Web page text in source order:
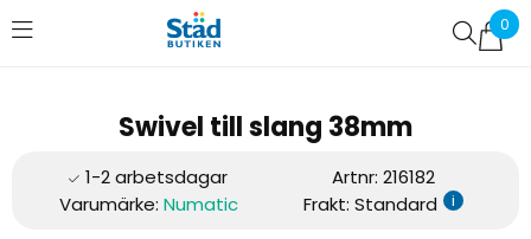
0
Favoriter (0)
Swivel till slang 38mm
Artnr: 216182
Varumärke: Numatic Frakt: Standard i